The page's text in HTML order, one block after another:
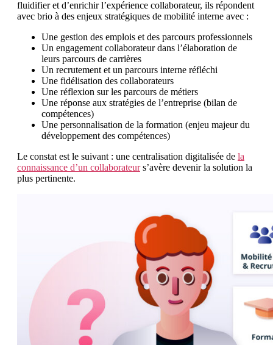
fluidifier et d’enrichir l’expérience collaborateur, ils répondent
avec brio à des enjeux stratégiques de mobilité interne avec :
Une gestion des emplois et des parcours professionnels
Un engagement collaborateur dans l’élaboration de
leurs parcours de carrières
Un recrutement et un parcours interne réfléchi
Une fidélisation des collaborateurs
Une réflexion sur les parcours de métiers
Une réponse aux stratégies de l’entreprise (bilan de
compétences)
Une personnalisation de la formation (enjeu majeur du
développement des compétences)
Le constat est le suivant : une centralisation digitalisée de la
connaissance d’un collaborateurs’avère devenir la solution la
plus pertinente.